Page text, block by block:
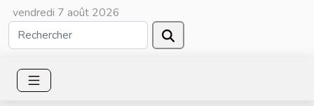
vendredi 7 août 2026